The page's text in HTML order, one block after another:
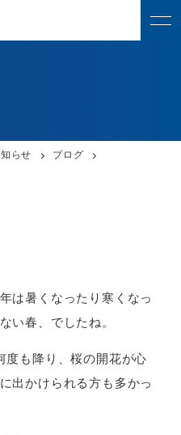
らせ ブログ
は暑くなったり寒くなっ
い春、でしたね。
度も降り、桜の開花が心
出かけられる方も多かっ